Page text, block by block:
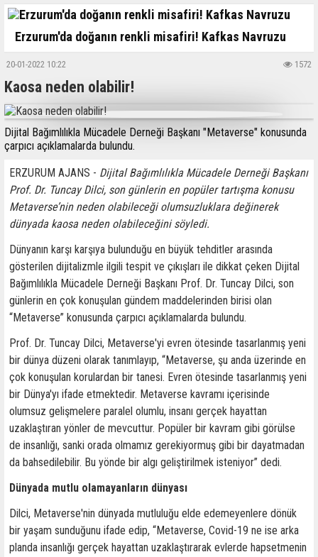
Erzurum'da doğanın renkli misafiri! Kafkas Navruzu
20-01-2022 10:22 1572
Kaosa neden olabilir!
Dijital Bağımlılıkla Mücadele Derneği Başkanı "Metaverse" konusunda
çarpıcı açıklamalarda bulundu.
ERZURUM AJANS - Dijital Bağımlılıkla Mücadele Derneği Başkanı
Prof. Dr. Tuncay Dilci, son günlerin en popüler tartışma konusu
Metaverse’nin neden olabileceği olumsuzluklara değinerek
dünyada kaosa neden olabileceğini söyledi.
Dünyanın karşı karşıya bulunduğu en büyük tehditler arasında
gösterilen dijitalizmle ilgili tespit ve çıkışları ile dikkat çeken Dijital
Bağımlılıkla Mücadele Derneği Başkanı Prof. Dr. Tuncay Dilci, son
günlerin en çok konuşulan gündem maddelerinden birisi olan
“Metaverse” konusunda çarpıcı açıklamalarda bulundu.
Prof. Dr. Tuncay Dilci, Metaverse'yi evren ötesinde tasarlanmış yeni
bir dünya düzeni olarak tanımlayıp, “Metaverse, şu anda üzerinde en
çok konuşulan korulardan bir tanesi. Evren ötesinde tasarlanmış yeni
bir Dünya'yı ifade etmektedir. Metaverse kavramı içerisinde
olumsuz gelişmelere paralel olumlu, insanı gerçek hayattan
uzaklaştıran yönler de mevcuttur. Popüler bir kavram gibi görülse
de insanlığı, sanki orada olmamız gerekiyormuş gibi bir dayatmadan
da bahsedilebilir. Bu yönde bir algı geliştirilmek isteniyor” dedi.
Dünyada mutlu olamayanların dünyası
Dilci, Metaverse'nin dünyada mutluluğu elde edemeyenlere dönük
bir yaşam sunduğunu ifade edip, “Metaverse, Covid-19 ne ise arka
planda insanlığı gerçek hayattan uzaklaştırarak evlerde hapsetmenin